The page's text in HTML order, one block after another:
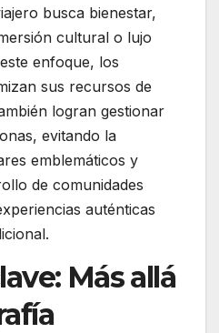
busca bienestar,
cultural o lujo
enfoque, los
sus recursos de
logran gestionar
evitando la
emblemáticos y
de comunidades
auténticas
Más allá